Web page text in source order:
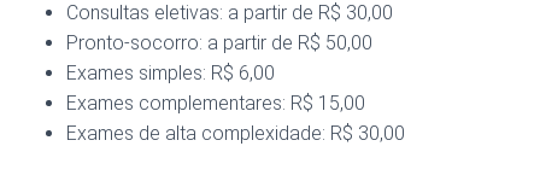
Consultas eletivas: a partir de R$ 30,00
Pronto-socorro: a partir de R$ 50,00
Exames simples: R$ 6,00
Exames complementares: R$ 15,00
Exames de alta complexidade: R$ 30,00